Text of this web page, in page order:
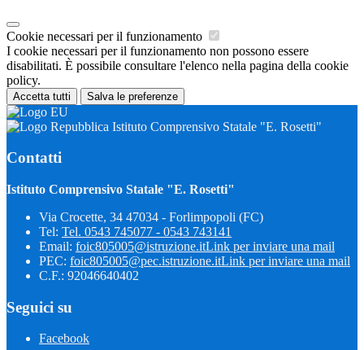
Cookie necessari per il funzionamento
I cookie necessari per il funzionamento non possono essere
disabilitati. È possibile consultare l'elenco nella pagina della cookie
policy.
Accetta tutti Salva le preferenze
Istituto Comprensivo Statale "E. Rosetti"
Contatti
Istituto Comprensivo Statale "E. Rosetti"
Via Crocette, 34 47034 - Forlimpopoli (FC)
Tel: Tel. 0543 745077 - 0543 743141
Email: foic805005@istruzione.itLink per inviare una mail
PEC: foic805005@pec.istruzione.itLink per inviare una mail
C.F.: 92046640402
Seguici su
Facebook